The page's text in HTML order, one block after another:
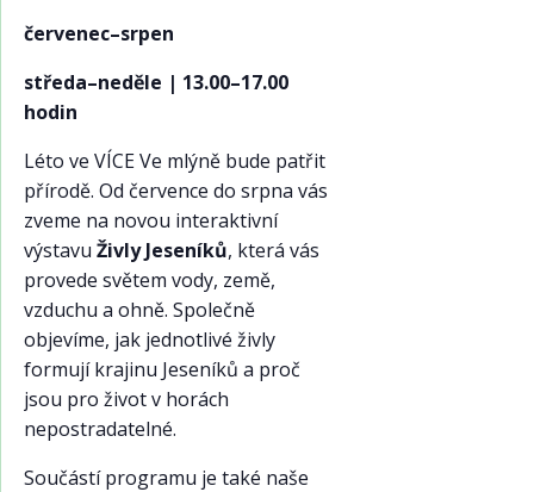
červenec–srpen
středa–neděle | 13.00–17.00
hodin
Léto ve VÍCE Ve mlýně bude patřit
přírodě. Od července do srpna vás
zveme na novou interaktivní
výstavu Živly Jeseníků, která vás
provede světem vody, země,
vzduchu a ohně. Společně
objevíme, jak jednotlivé živly
formují krajinu Jeseníků a proč
jsou pro život v horách
nepostradatelné.
Součástí programu je také naše